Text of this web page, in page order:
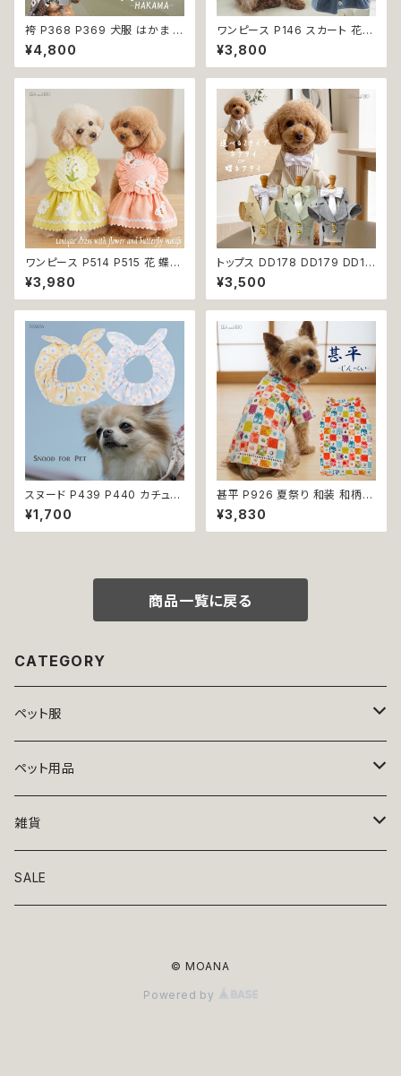
袴 P368 P369 犬服 はかま イ
エロー パープル 和柄 うさぎ リ
ボントップス ボトムス ドッグウェ
ア ドッグ ウェア ドッグウエア 犬
無料 返品交換不可
¥4,800
ワンピース P146 スカート 花
ジャンスカ ドッグウエア ドック
ウェア 犬 猫 犬の服 猫の服 do
g ペット 服 小型犬 かわいい お
返品交換不可
¥3,800
ワンピース P514 P515 花 蝶
ハンドメイド ピンク イエローグ
リーン レース ドッグウェア 春夏
ドッグウエア ドッグ ウェア 犬 猫
の洋服 猫の洋服 春 夏 洋服 女
の子 小型 おしゃれ かわいい 送
料無料 返品交換不可
¥3,980
トップス DD178 DD179 DD18
0 タキシード スーツ フォーマル
蝶ネクタイ ネクタイ リボン 犬
猫 ペット 服 犬の服 猫の服 犬
かっこいい クール シャツ 返品
交換不可
¥3,500
スヌード P439 P440 カチュー
シャ ブルー イエロー 花 フラワ
ー ドッグウェア うさ耳 たれ耳
うさみみ ドッグ ウェア ドッグウ
汚れ防止 返品交換不可
¥1,700
甚平 P926 夏祭り 和装 和柄
古風 伝統 日本 夏 ハンドメイド
ドッグウエア ドックウェア 男の
子 極小 小型犬 犬 猫 ペット 服
返品交換不可
¥3,830
商品一覧に戻る
CATEGORY
ペット服
トップス
ニット
アロハ
ボトムス
ワンピース
ペット用品
ベッド
リード・首輪
雑貨
アート
SALE
© MOANA
Powered by